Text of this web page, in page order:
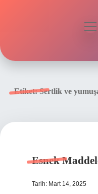
Etiket:Sertlik ve
Esnek
Tarih: Mart 14, 2025